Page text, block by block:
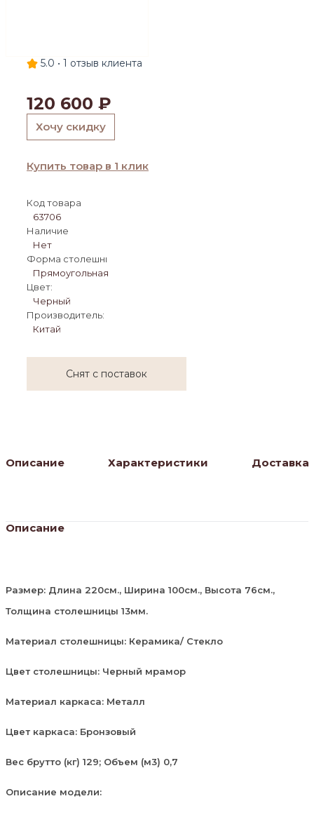
5.0 • 1 отзыв клиента
120 600 ₽
Хочу скидку
Купить товар в 1 клик
Код товара
63706
Наличие
Нет
Форма столешницы:
Прямоугольная
Цвет:
Черный
Производитель:
Китай
Снят с поставок
Описание Характеристики Доставка
Описание
Размер: Длина 220см., Ширина 100см., Высота 76см.,
Толщина столешницы 13мм.
Материал столешницы: Керамика/ Стекло
Цвет столешницы: Черный мрамор
Материал каркаса: Металл
Цвет каркаса: Бронзовый
Вес брутто (кг) 129; Объем (м3) 0,7
Описание модели: